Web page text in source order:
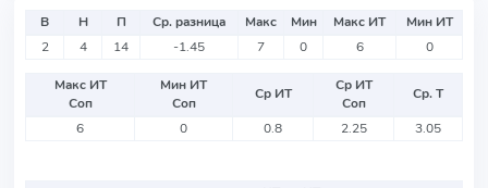
В Н П Ср. разница Макс Мин Макс ИТ
Мин ИТ
2
4 14 -1.45 7 0 6 0
Макс ИТ
Соп
Мин ИТ
Соп
Ср ИТ
Ср ИТ
Соп
Ср. Т
6
0 0.8 2.25 3.05